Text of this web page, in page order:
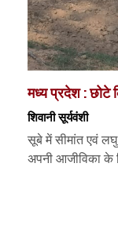
मध्य प्रदेश : छोटे
शिवानी सूर्यवंशी
सूबे में सीमांत एवं
अपनी आजीविका के